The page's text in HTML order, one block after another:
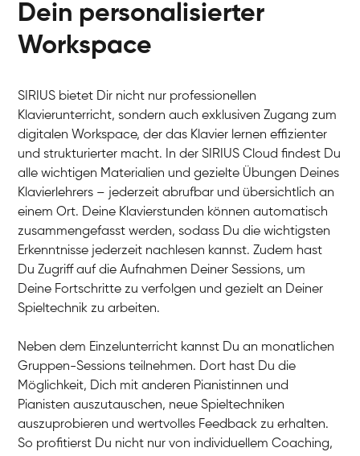
Klavier / Piano / Flügel
Klavier / Piano / Flügel
Hannes
Klavier / Piano / Flügel
Klavier / Piano / Flügel
Dein personalisierter
Workspace
SIRIUS bietet Dir nicht nur professionellen
Klavierunterricht, sondern auch exklusiven Zugang zum
digitalen Workspace, der das Klavier lernen effizienter
und strukturierter macht. In der SIRIUS Cloud findest Du
alle wichtigen Materialien und gezielte Übungen Deines
Klavierlehrers – jederzeit abrufbar und übersichtlich an
einem Ort. Deine Klavierstunden können automatisch
zusammengefasst werden, sodass Du die wichtigsten
Erkenntnisse jederzeit nachlesen kannst. Zudem hast
Du Zugriff auf die Aufnahmen Deiner Sessions, um
Deine Fortschritte zu verfolgen und gezielt an Deiner
Spieltechnik zu arbeiten.
Neben dem Einzelunterricht kannst Du an monatlichen
Gruppen-Sessions teilnehmen. Dort hast Du die
Möglichkeit, Dich mit anderen Pianistinnen und
Pianisten auszutauschen, neue Spieltechniken
auszuprobieren und wertvolles Feedback zu erhalten.
So profitierst Du nicht nur von individuellem Coaching,